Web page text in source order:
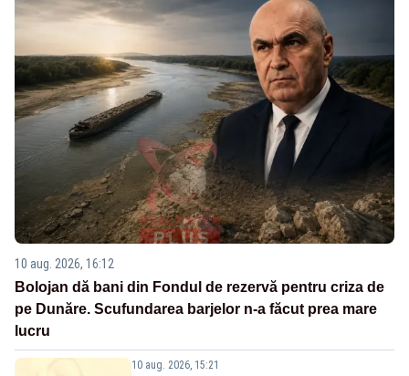
10 aug. 2026, 16:12
Bolojan dă bani din Fondul de rezervă pentru criza de
pe Dunăre. Scufundarea barjelor n-a făcut prea mare
lucru
10 aug. 2026, 15:21